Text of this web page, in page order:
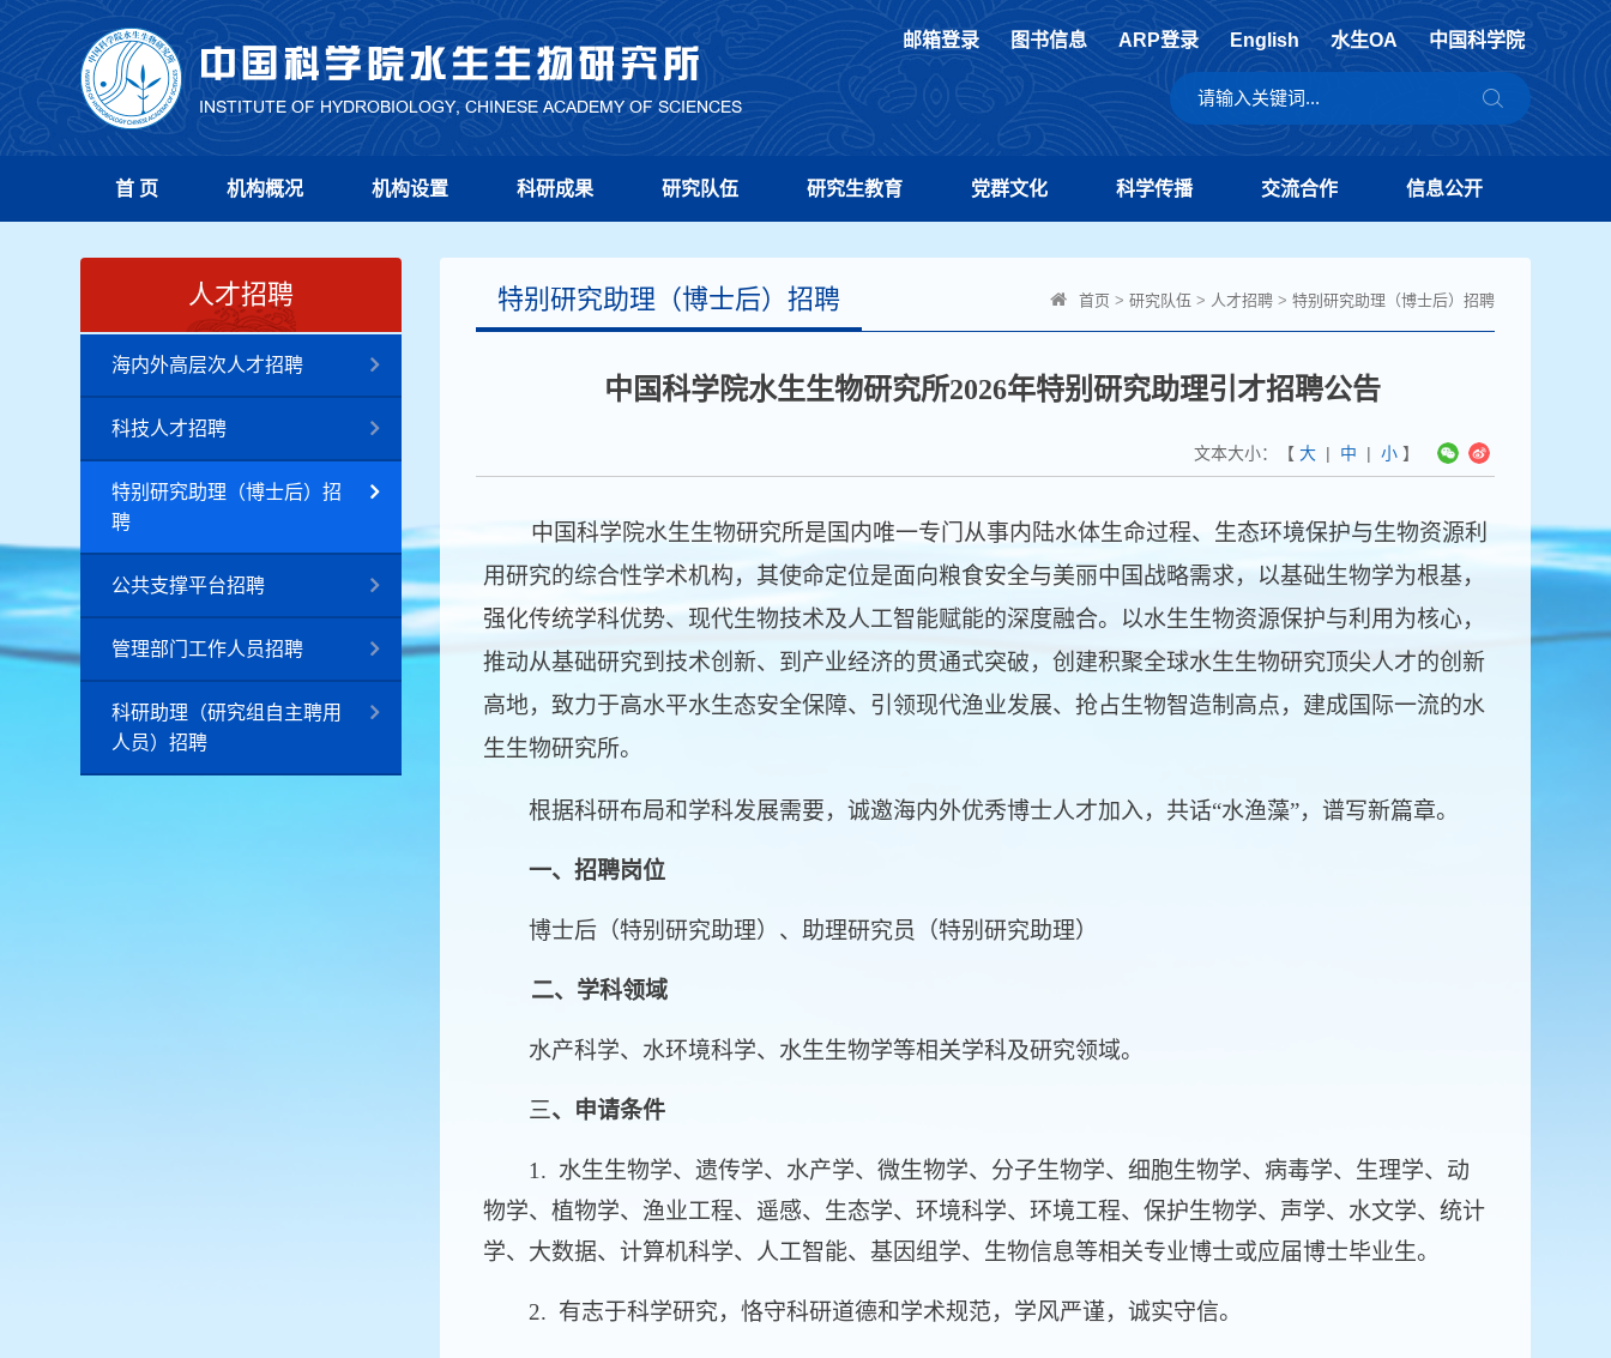
邮箱登录 图书信息 ARP登录 English 水生OA 中国科学院
首 页 机构概况 机构设置 科研成果 研究队伍 研究生教育 党群文化 科学传播 交流合作 信息公开
人才招聘
海内外高层次人才招聘
科技人才招聘
特别研究助理（博士后）招
聘
公共支撑平台招聘
管理部门工作人员招聘
科研助理（研究组自主聘用
人员）招聘
特别研究助理（博士后）招聘 首页 > 研究队伍 > 人才招聘 > 特别研究助理（博士后）招聘
中国科学院水生生物研究所2026年特别研究助理引才招聘公告
文本大小：【 大| 中 | 小】
中国科学院水生生物研究所是国内唯一专门从事内陆水体生命过程、生态环境保护与生物资源利
用研究的综合性学术机构，其使命定位是面向粮食安全与美丽中国战略需求，以基础生物学为根基，
强化传统学科优势、现代生物技术及人工智能赋能的深度融合。以水生生物资源保护与利用为核心，
推动从基础研究到技术创新、到产业经济的贯通式突破，创建积聚全球水生生物研究顶尖人才的创新
高地，致力于高水平水生态安全保障、引领现代渔业发展、抢占生物智造制高点，建成国际一流的水
生生物研究所。
根据科研布局和学科发展需要，诚邀海内外优秀博士人才加入，共话“水渔藻”，谱写新篇章。
一、招聘岗位
博士后（特别研究助理）、助理研究员（特别研究助理）
二、学科领域
水产科学、水环境科学、水生生物学等相关学科及研究领域。
三、申请条件
1. 水生生物学、遗传学、水产学、微生物学、分子生物学、细胞生物学、病毒学、生理学、动
物学、植物学、渔业工程、遥感、生态学、环境科学、环境工程、保护生物学、声学、水文学、统计
学、大数据、计算机科学、人工智能、基因组学、生物信息等相关专业博士或应届博士毕业生。
2. 有志于科学研究，恪守科研道德和学术规范，学风严谨，诚实守信。